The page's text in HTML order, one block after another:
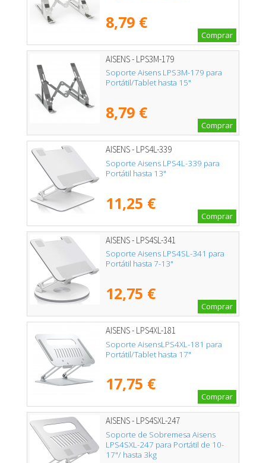
8,79 €
Comprar
AISENS - LPS3M-179
Soporte Aisens LPS3M-179 para
Portátil/Tablet hasta 15"
8,79 €
Comprar
AISENS - LPS4L-339
Soporte Aisens LPS4L-339 para
Portátil hasta 13"
11,25 €
Comprar
AISENS - LPS4SL-341
Soporte Aisens LPS4SL-341 para
Portátil hasta 7-13"
12,75 €
Comprar
AISENS - LPS4XL-181
Soporte AisensLPS4XL-181 para
Portátil/Tablet hasta 17"
17,75 €
Comprar
AISENS - LPS4SXL-247
Soporte de Sobremesa Aisens
LPS4SXL-247 para Portátil de 10-
17"/ hasta 3kg